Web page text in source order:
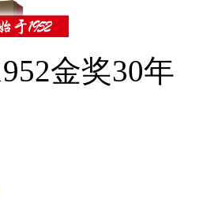
金奖30年